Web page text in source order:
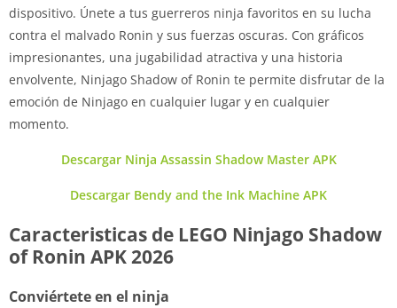
dispositivo. Únete a tus guerreros ninja favoritos en su lucha
contra el malvado Ronin y sus fuerzas oscuras. Con gráficos
impresionantes, una jugabilidad atractiva y una historia
envolvente, Ninjago Shadow of Ronin te permite disfrutar de la
emoción de Ninjago en cualquier lugar y en cualquier
momento.
Descargar Ninja Assassin Shadow Master APK
Descargar Bendy and the Ink Machine APK
Caracteristicas de LEGO Ninjago Shadow
of Ronin APK 2026
Conviértete en el ninja